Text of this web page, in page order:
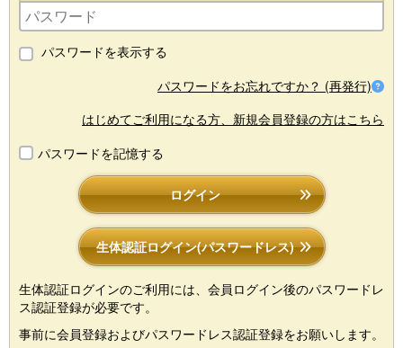
パスワードを表示する
パスワードをお忘れですか？ (再発行)
はじめてご利用になる方、新規会員登録の方はこちら
パスワードを記憶する
ログイン
生体認証ログイン(パスワードレス)
生体認証ログインのご利用には、会員ログイン後のパスワードレ
ス認証登録が必要です。
事前に会員登録およびパスワードレス認証登録をお願いします。